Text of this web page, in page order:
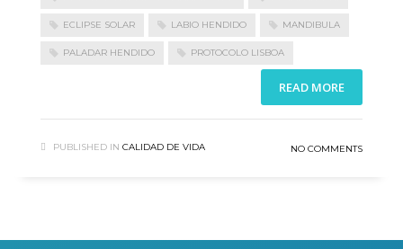
ECLIPSE SOLAR LABIO HENDIDO MANDIBULA
PALADAR HENDIDO PROTOCOLO LISBOA
READ MORE
PUBLISHED IN CALIDAD DE VIDA NO COMMENTS